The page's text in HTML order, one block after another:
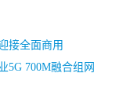
接全面商用
5G 700M融合组网